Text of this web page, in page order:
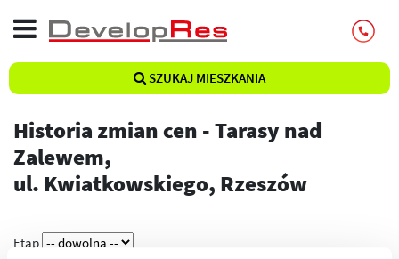
SZUKAJ MIESZKANIA
Historia zmian cen - Tarasy nad
Zalewem,
ul. Kwiatkowskiego, Rzeszów
Etap